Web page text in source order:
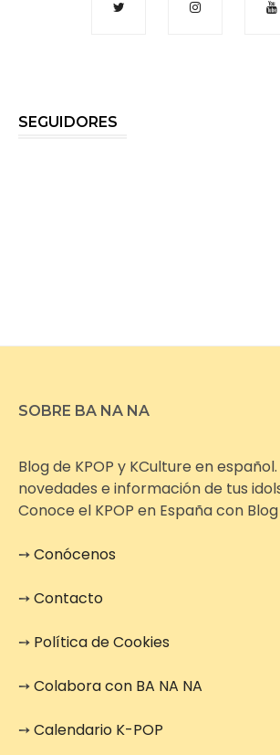
SEGUIDORES
SOBRE BA NA NA
Blog de KPOP y KCulture en
novedades e información de tus
Conoce el KPOP en España con Blog
➙Conócenos
➙Contacto
➙ Política de Cookies
➙Colabora con BA NA NA
➙Calendario K-POP